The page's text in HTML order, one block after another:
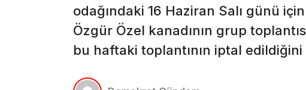
odağındaki 16 Haziran Salı günü
Özgür Özel kanadının grup
bu haftaki toplantının iptal